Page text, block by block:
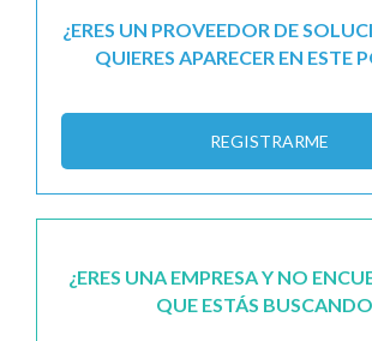
¿ERES UN PROVEEDOR DE
QUIERES APARECER EN ESTE
REGISTRARME
¿ERES UNA EMPRESA Y NO
QUE ESTÁS